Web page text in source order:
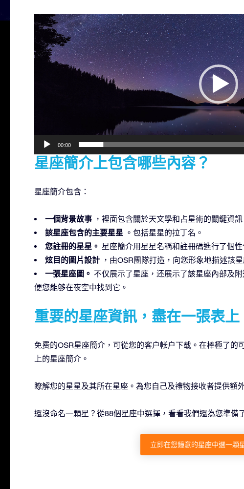
視
訊
播
放
00:00
星座簡介上包含哪些內容？
星座簡介包含：
一個背景故事 ，裡面包含關於天文學和占星術的關鍵資訊
該星座包含的主要星星 。包括星星的拉丁名。
您註冊的星星。 星座簡介用星星名稱和註冊碼進行了個
炫目的圖片設計 ，由OSR團隊打造，向您形象地描述該
一張星座圖。 不仅展示了星座，还展示了該星座內部及
便您能够在夜空中找到它。
重要的星座資訊，盡在一張表上
免费的OSR星座簡介，可從您的客户帐户下载。在棒極了的
上的星座簡介。
瞭解您的星星及其所在星座。為您自己及禮物接收者提供額
還沒命名一顆星？從88個星座中選擇，看看我們還為您準備
立即在您鐘意的星座中選一顆